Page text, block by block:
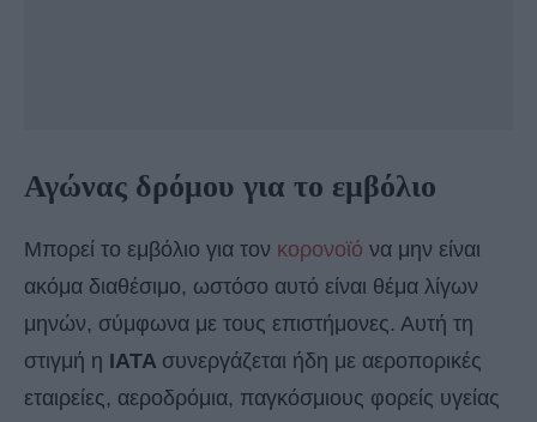
Αγώνας δρόμου για το εμβόλιο
Μπορεί το εμβόλιο για τον κορονοϊό να μην είναι
ακόμα διαθέσιμο, ωστόσο αυτό είναι θέμα λίγων
μηνών, σύμφωνα με τους επιστήμονες. Αυτή τη
στιγμή η IATA συνεργάζεται ήδη με αεροπορικές
εταιρείες, αεροδρόμια, παγκόσμιους φορείς υγείας